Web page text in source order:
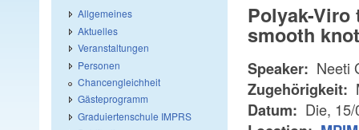
Polyak-
smooth
Speaker: Neeti
Zugehörigkeit:
Datum: Die,
Allgemeines
Aktuelles
Veranstaltungen
Personen
Chancengleichheit
Gästeprogramm
Graduiertenschule IMPRS